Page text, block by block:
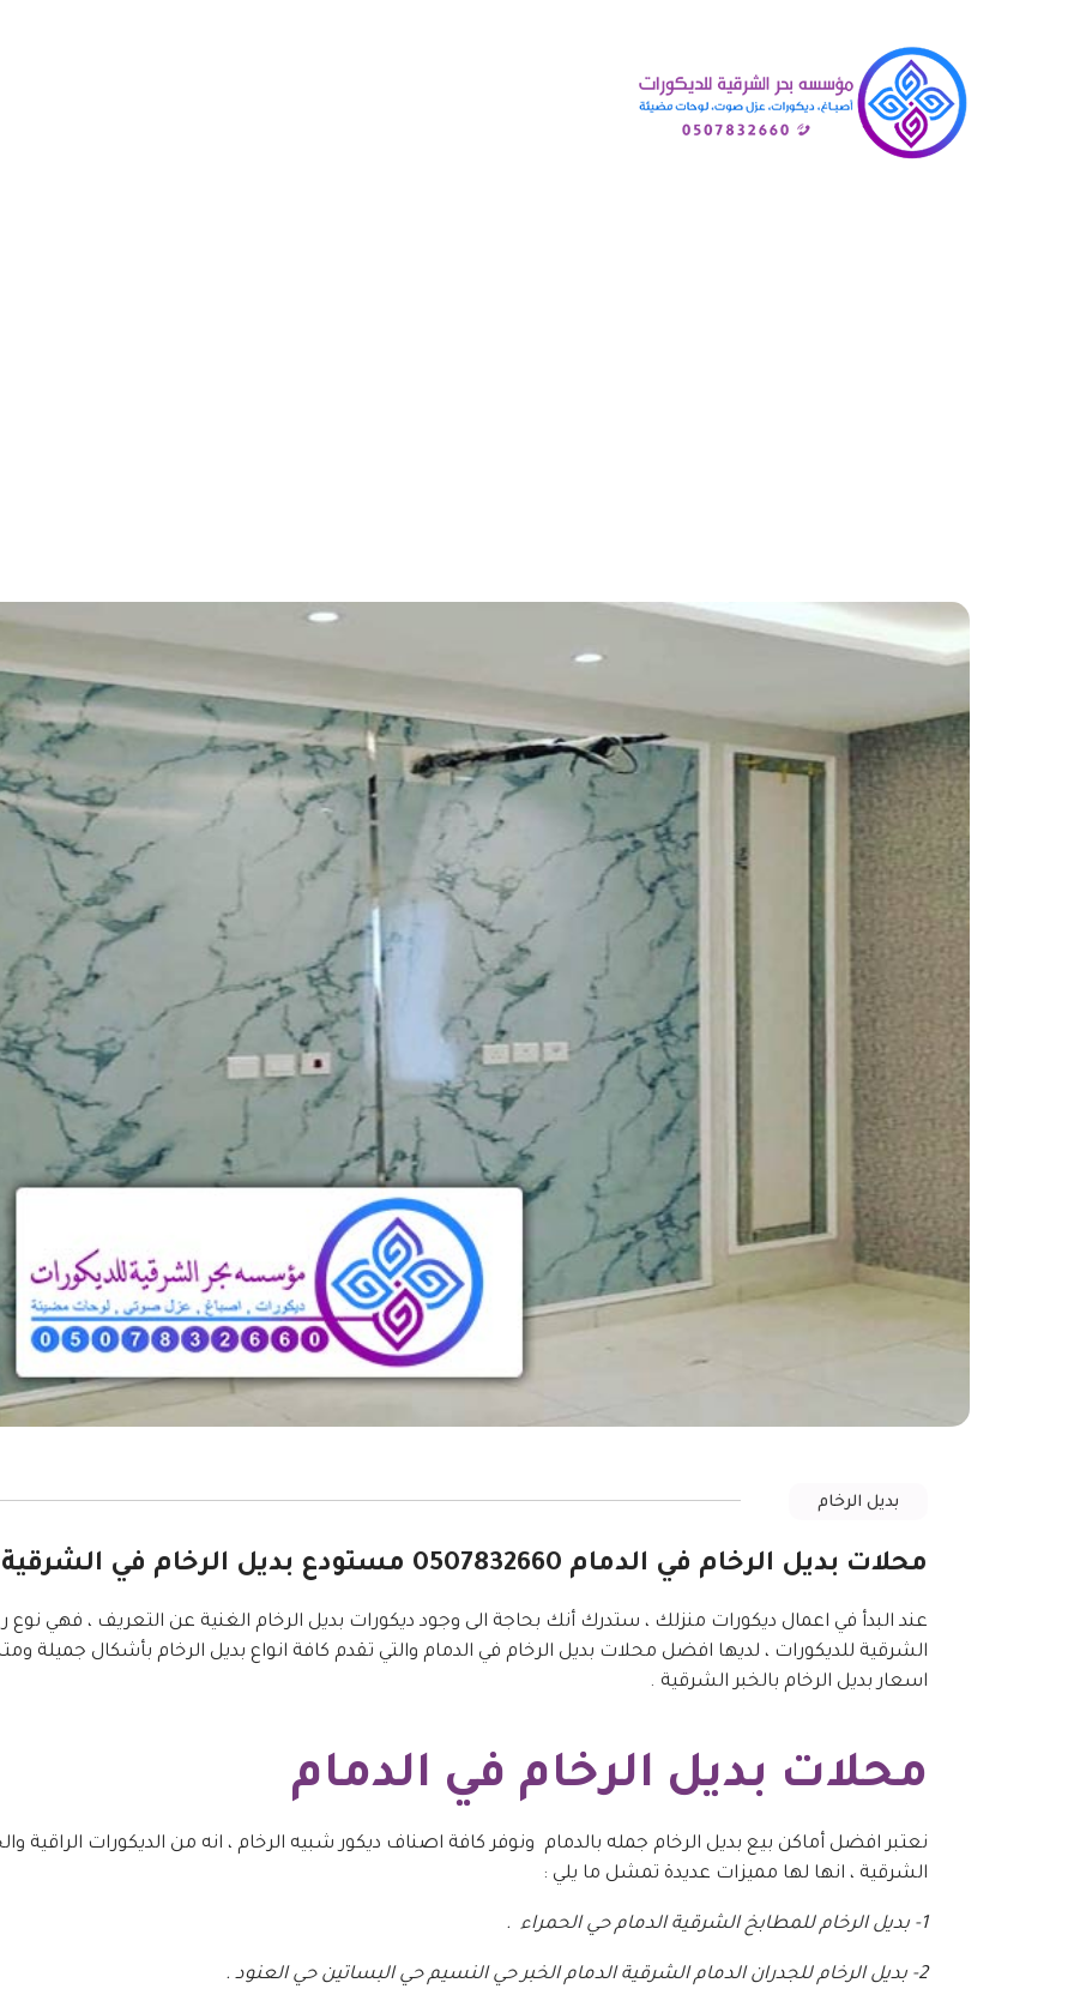
بديل الرخام
محلات بديل الرخام في الدمام 0507832660 مستودع بديل الرخام في الشرقية | سعر بديل الرخام الخبر
عند البدأ في اعمال ديكورات منزلك ، ستدرك أنك بحاجة الى وجود ديكورات بديل الرخام الغنية عن التعريف ، فهي نوع
الشرقية للديكورات ، لديها افضل محلات بديل الرخام في الدمام والتي تقدم كافة انواع بديل الرخام بأشكال جميلة
اسعار بديل الرخام بالخبر الشرقية .
محلات بديل الرخام في الدمام
نعتبر افضل أماكن بيع بديل الرخام جمله بالدمام ونوفر كافة اصناف ديكور شبيه الرخام ، انه من الديكورات الراقية
الشرقية ، انها لها مميزات عديدة تمشل ما يلي :
1- بديل الرخام للمطابخ الشرقية الدمام حي الحمراء .
2- بديل الرخام للجدران الدمام الشرقية الدمام الخبر حي النسيم حي البساتين حي العنود .